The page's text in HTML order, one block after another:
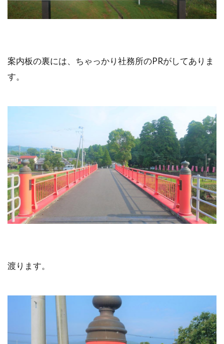
案内板の裏には、ちゃっかり社務所のPRがしてありま
す。
渡ります。